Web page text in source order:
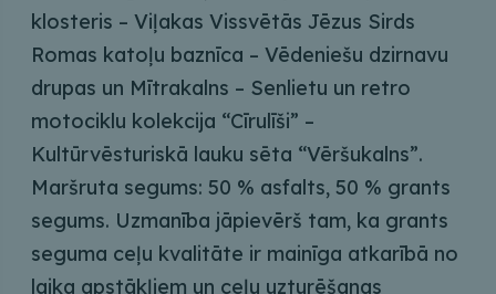
klosteris – Viļakas Vissvētās Jēzus Sirds
Romas katoļu baznīca – Vēdeniešu dzirnavu
drupas un Mītrakalns – Senlietu un retro
motociklu kolekcija “Cīrulīši” –
Kultūrvēsturiskā lauku sēta “Vēršukalns”.
Maršruta segums: 50 % asfalts, 50 % grants
segums. Uzmanība jāpievērš tam, ka grants
seguma ceļu kvalitāte ir mainīga atkarībā no
laika apstākļiem un ceļu uzturēšanas